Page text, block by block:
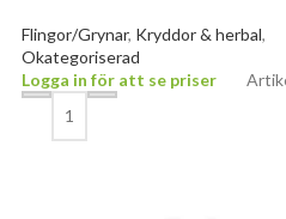
Flingor/Grynar, Kryddor & herbal,
Okategoriserad
Logga in för att se priser